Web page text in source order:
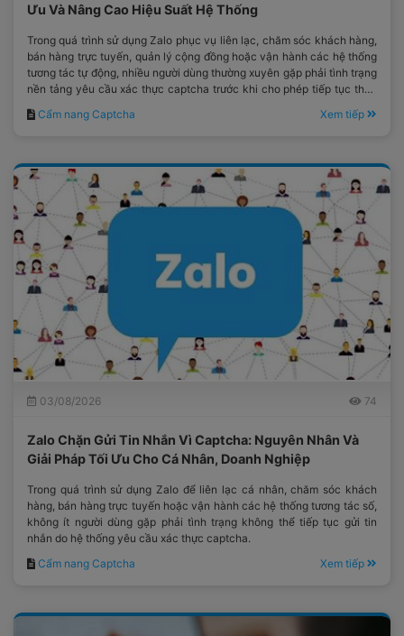
Ưu Và Nâng Cao Hiệu Suất Hệ Thống
Trong quá trình sử dụng Zalo phục vụ liên lạc, chăm sóc khách hàng,
bán hàng trực tuyến, quản lý cộng đồng hoặc vận hành các hệ thống
tương tác tự động, nhiều người dùng thường xuyên gặp phải tình trạng
nền tảng yêu cầu xác thực captcha trước khi cho phép tiếp tục thực
hiện thao tác.
Cẩm nang Captcha Xem tiếp
03/08/2026 74
Zalo Chặn Gửi Tin Nhắn Vì Captcha: Nguyên Nhân Và
Giải Pháp Tối Ưu Cho Cá Nhân, Doanh Nghiệp
Trong quá trình sử dụng Zalo để liên lạc cá nhân, chăm sóc khách
hàng, bán hàng trực tuyến hoặc vận hành các hệ thống tương tác số,
không ít người dùng gặp phải tình trạng không thể tiếp tục gửi tin
nhắn do hệ thống yêu cầu xác thực captcha.
Cẩm nang Captcha
Xem tiếp